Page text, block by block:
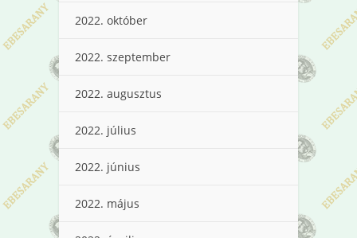
2022. október
2022. szeptember
2022. augusztus
2022. július
2022. június
2022. május